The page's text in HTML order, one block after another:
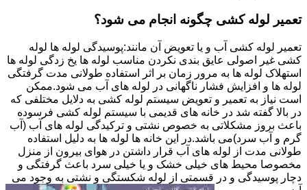
تعمیر لوله کشی چگونه انجام می شود؟
تعمیر لوله کشی آب و یا تعویض آن مانند:پوسیدگی لوله ها لوله
کشی غیر اصولی عایق بندی نکردن مناسب لوله ها یخ زدگی لوله ها
استهلاک لوله ها به مرور زمان بر اثر استفاده طولانی مدت گرفتگی
لوله ها و افزایش فشار ناگهانی در لوله های آب می شود.ممکن
است نیاز به تعمیر و تعویض سیستم لوله کشی به دلایل مختلفی که
در بالا گفته شد در خانه های قدیمی با سیستم لوله کشی فرسوده
باعث بروز مشکلاتی به خصوص نشتی و ترکیدگی لوله های آب (آب
گرم و آب سرد)می باشد.در این خانه ها لوله ها به دلیل استفاده
طولانی مدت از لوله های آب قرار داشتن در هوای بیرون از منزل
مخصوصا محیط های خیلی خشک و یا خیلی سرد باعث گرفتگی و
دچار پوسیدگی و در قسمتی از لوله شکستگی و نشتی به وجود می